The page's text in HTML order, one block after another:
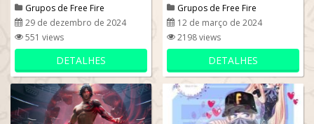
Grupos de Free Fire
29 de dezembro de 2024
551 views
DETALHES
Grupos de Free Fire
12 de março de 2024
2198 views
DETALHES